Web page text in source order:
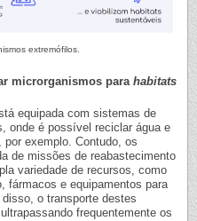
extremófilos.
microrganismos para habitats
equipada com sistemas de
onde é possível reciclar água e
exemplo. Contudo, os
de missões de reabastecimento
variedade de recursos, como
fármacos e equipamentos para
o transporte destes
frequentemente os